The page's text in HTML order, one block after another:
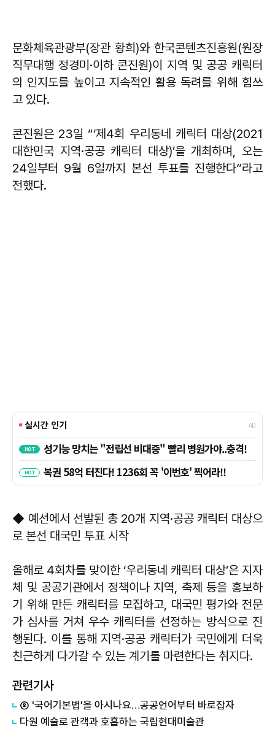
문화체육관광부(장관 황희)와 한국콘텐츠진흥원(원장
직무대행 정경미·이하 콘진원)이 지역 및 공공 캐릭터
의 인지도를 높이고 지속적인 활용 독려를 위해 힘쓰
고 있다.
콘진원은 23일 “‘제4회 우리동네 캐릭터 대상(2021
대한민국 지역·공공 캐릭터 대상)’을 개최하며, 오는
24일부터 9월 6일까지 본선 투표를 진행한다”라고
전했다.
◆ 예선에서 선발된 총 20개 지역·공공 캐릭터 대상으
로 본선 대국민 투표 시작
올해로 4회차를 맞이한 ‘우리동네 캐릭터 대상’은 지자
체 및 공공기관에서 정책이나 지역, 축제 등을 홍보하
기 위해 만든 캐릭터를 모집하고, 대국민 평가와 전문
가 심사를 거쳐 우수 캐릭터를 선정하는 방식으로 진
행된다. 이를 통해 지역·공공 캐릭터가 국민에게 더욱
친근하게 다가갈 수 있는 계기를 마련한다는 취지다.
관련기사
⑧ '국어기본법'을 아시나요…공공언어부터 바로잡자
다원 예술로 관객과 호흡하는 국립현대미술관